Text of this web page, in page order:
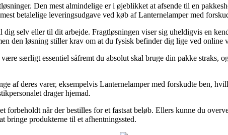
Den mest almindelige er i øjeblikket at afsende til en
betalelige leveringsudgave ved køb af Lanternelamper med
selv eller til dit arbejde. Fragtløsningen viser sig uheldigvis en
den løsning stiller krav om at du fysisk befinder dig lige ved online
særligt essentiel såfremt du absolut skal bruge din pakke straks,
af deres varer, eksempelvis Lanternelamper med forskudte ben,
drager hjemad.
når der bestilles for et fastsat beløb. Ellers kunne du
bringe produkterne til et afhentningssted.